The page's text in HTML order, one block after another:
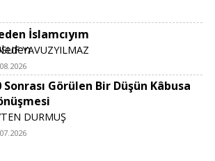
İslamcıyım
YAVUZYILMAZ
Sonrası Görülen Bir Düşün Kâbusa
DURMUŞ